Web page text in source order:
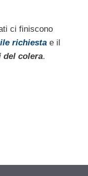
ci finiscono
richiestae il
del colera.